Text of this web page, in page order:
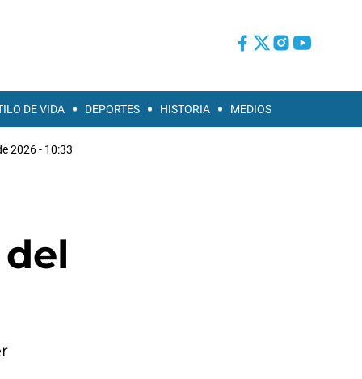
DE VIDA DEPORTES HISTORIA MEDIOS
2026 - 10:33